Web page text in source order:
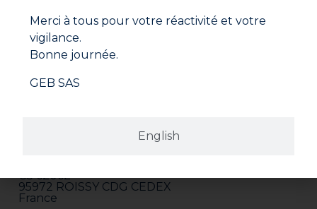
CS 62062
95972 ROISSY CDG CEDEX
France
English
Merci à tous pour votre réactivité et votre
vigilance.
Bonne journée.
GEB SAS